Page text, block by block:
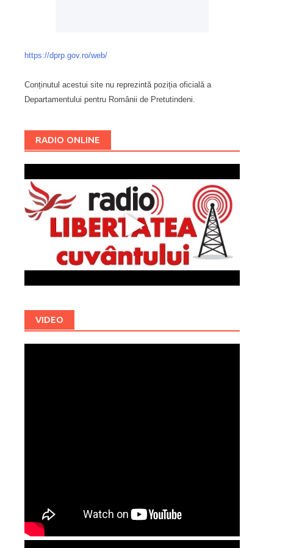
https://dprp.gov.ro/web/
Conținutul acestui site nu reprezintă poziția oficială a
Departamentului pentru Românii de Pretutindeni.
RADIO ONLINE
VIDEO